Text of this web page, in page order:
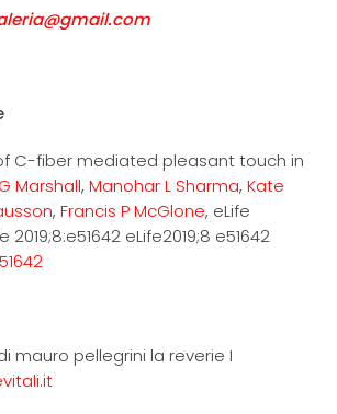
C-fiber mediated pleasant touch in
Marshall, Manohar L Sharma, Kate
, Francis P McGlone, eLife
2019;8:e51642 eLife2019;8 e51642
mauro pellegrini la reverie I